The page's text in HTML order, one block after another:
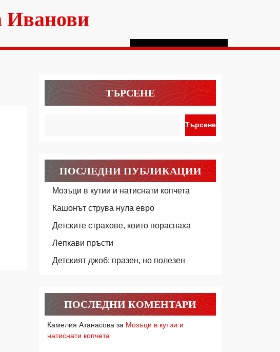
Иванови
ТЪРСЕНЕ
Търсене
ПОСЛЕДНИ ПУБЛИКАЦИИ
Мозъци в кутии и натиснати копчета
Кашонът струва нула евро
Детските страхове, които пораснаха
Лепкави пръсти
Детският джоб: празен, но полезен
ПОСЛЕДНИ КОМЕНТАРИ
Камелия Атанасова за Мозъци в кутии и
натиснати копчета